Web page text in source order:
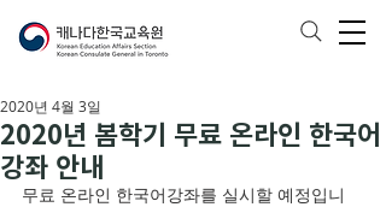
2020년 봄학기 무료 온라인 한국어
강좌 안내
2020년 4월 3일
무료 온라인 한국어강좌를 실시할 예정입니